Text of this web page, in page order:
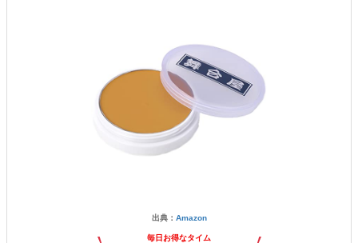
出典： Amazon
毎日お得なタイム